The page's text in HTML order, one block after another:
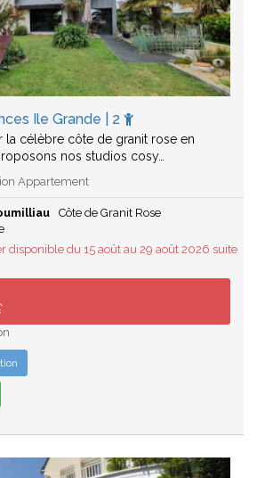
Ile Grande | 2
célèbre côte de granit rose en
nos studios cosy…
Appartement
Côte de Granit Rose
disponible du 15 août au 29 août 2026 suite